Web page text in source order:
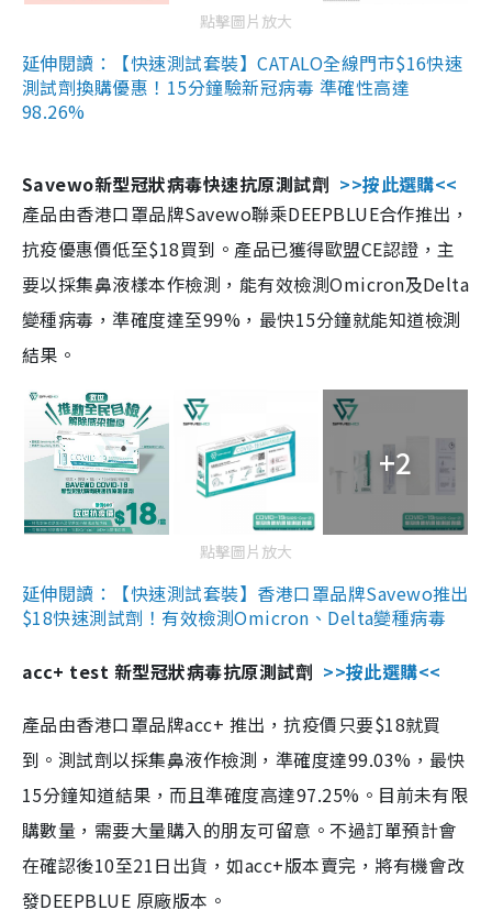
點擊圖片放大
延伸閱讀：【快速測試套裝】CATALO全線門市$16快速
測試劑換購優惠！15分鐘驗新冠病毒 準確性高達
98.26%
Savewo新型冠狀病毒快速抗原測試劑 >>按此選購<<
產品由香港口罩品牌Savewo聯乘DEEPBLUE合作推出，
抗疫優惠價低至$18買到。產品已獲得歐盟CE認證，主
要以採集鼻液樣本作檢測，能有效檢測Omicron及Delta
變種病毒，準確度達至99%，最快15分鐘就能知道檢測
結果。
+2
點擊圖片放大
延伸閱讀：【快速測試套裝】香港口罩品牌Savewo推出
$18快速測試劑！有效檢測Omicron、Delta變種病毒
acc+ test 新型冠狀病毒抗原測試劑 >>按此選購<<
產品由香港口罩品牌acc+ 推出，抗疫價只要$18就買
到。測試劑以採集鼻液作檢測，準確度達99.03%，最快
15分鐘知道結果，而且準確度高達97.25%。目前未有限
購數量，需要大量購入的朋友可留意。不過訂單預計會
在確認後10至21日出貨，如acc+版本賣完，將有機會改
發DEEPBLUE 原廠版本。